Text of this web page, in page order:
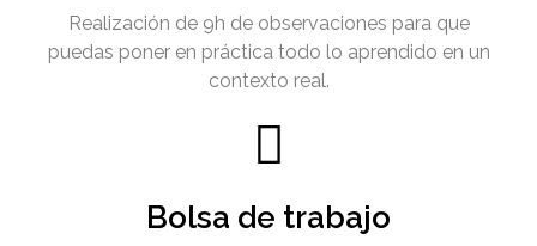
Realización de 9h de observaciones para que
puedas poner en práctica todo lo aprendido en un
contexto real.
Bolsa de trabajo